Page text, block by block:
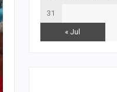
« Jul
31